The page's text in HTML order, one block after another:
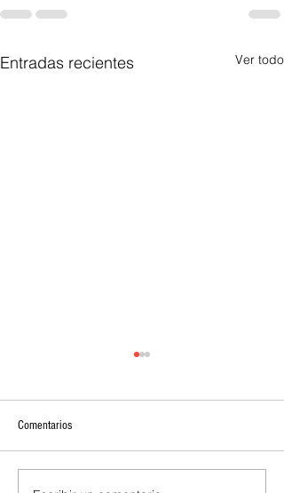
Entradas recientes Ver todo
Comentarios